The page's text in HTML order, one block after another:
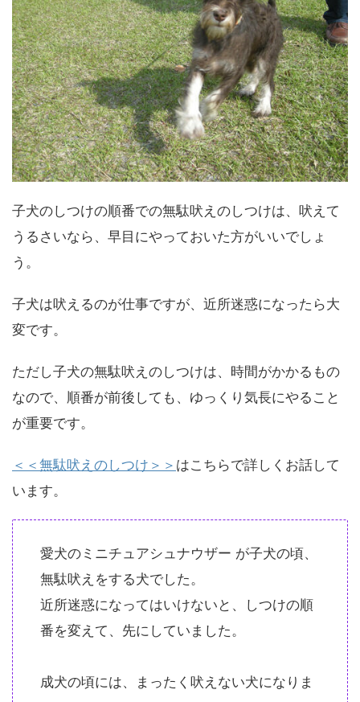
子犬のしつけの順番での無駄吠えのしつけは、吠えて
うるさいなら、早目にやっておいた方がいいでしょ
う。
子犬は吠えるのが仕事ですが、近所迷惑になったら大
変です。
ただし子犬の無駄吠えのしつけは、時間がかかるもの
なので、順番が前後しても、ゆっくり気長にやること
が重要です。
＜＜無駄吠えのしつけ＞＞ はこちらで詳しくお話して
います。
愛犬のミニチュアシュナウザー が子犬の頃、
無駄吠えをする犬でした。
近所迷惑になってはいけないと、しつけの順
番を変えて、先にしていました。
成犬の頃には、まったく吠えない犬になりま